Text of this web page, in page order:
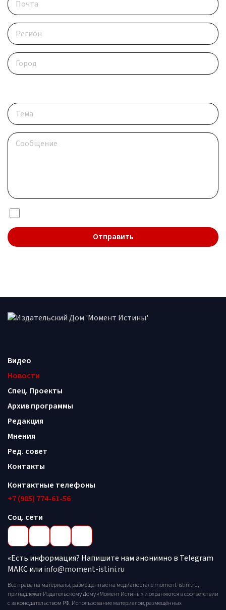
Видео
Новости
Спец. Проекты
Архив программы
Редакция
Мнения
Ред. совет
Контакты
Контактные телефоны
+7 (985) 774-61-56
Соц. сети
«Есть информация? Напишите нам анонимно в Telegram
МАКС или info@moment-istini.ru
Все права на материалы, размещённые на медиапортале moment-istini.ru,
принадлежат Издательскому Дому «Момент Истины» и охраняются в соответствии
с законодательством РФ. Использование материалов, размещённых